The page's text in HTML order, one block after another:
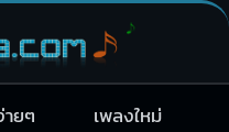
ยๆ
เพลงใหม่